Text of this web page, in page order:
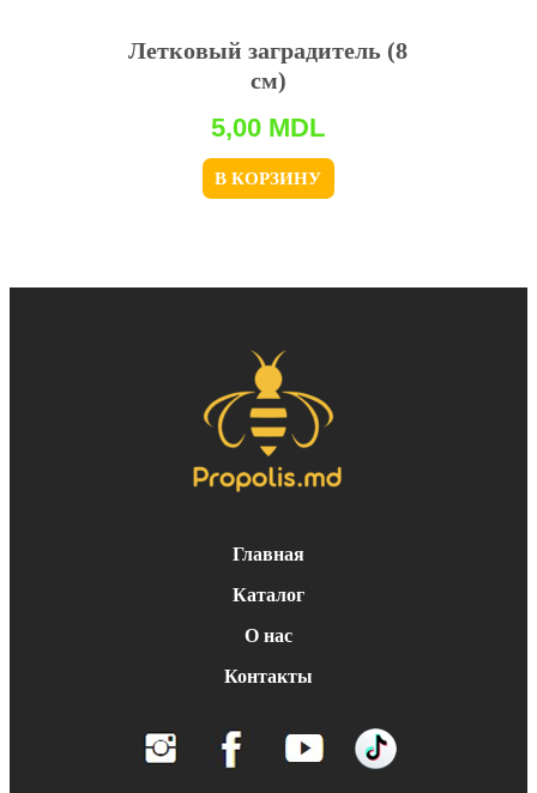
Летковый заградитель (8
см)
5,00 MDL
В КОРЗИНУ
Главная
Каталог
О нас
Контакты